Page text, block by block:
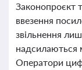
Законопроєкт
ввезення
звільнення
надсилаються
Оператори